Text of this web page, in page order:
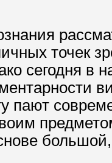
точек
сегодня в
пают